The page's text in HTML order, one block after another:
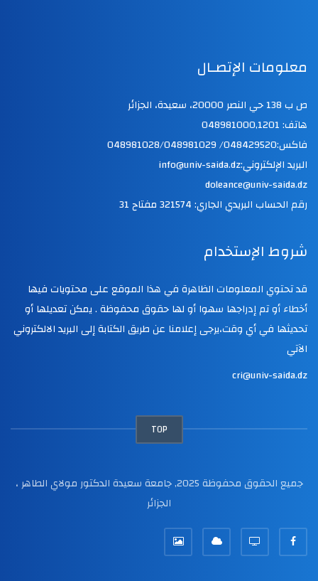
معلومات الإتصـال
ص ب 138 حي النصر 20000، سعيدة، الجزائر
هاتف: 048981000,1201
فاكس:048429520/ 048981028/048981029
البريد الإلكتروني:info@univ-saida.dz
doleance@univ-saida.dz
رقم الحساب البريدي الجاري: 321574 مفتاح 31
شروط الإستخدام
قد تحتوي المعلومات الظاهرة في هذا الموقع على محتويات فيها
أخطاء أو تم إدراجها سهوا أو لها حقوق محفوظة . يمكن تعديلها أو
تحديثها في أي وقت،يرجى إعلامنا عن طريق الكتابة إلى البريد الالكتروني
الآتي
cri@univ-saida.dz
TOP
جميع الحقوق محفوظة 2025, جامعة سعيدة الدكتور مولاي الطاهر ،
الجزائر